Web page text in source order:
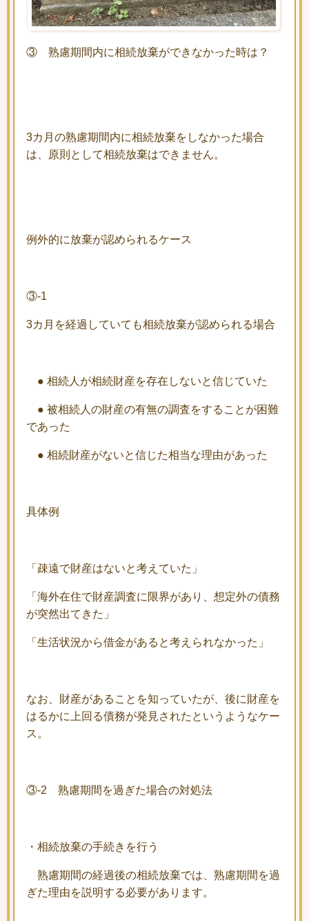
③ 熟慮期間内に相続放棄ができなかった時は？
3カ月の熟慮期間内に相続放棄をしなかった場合
は、原則として相続放棄はできません。
例外的に放棄が認められるケース
③-1
3カ月を経過していても相続放棄が認められる場合
● 相続人が相続財産を存在しないと信じていた
● 被相続人の財産の有無の調査をすることが困難
であった
● 相続財産がないと信じた相当な理由があった
具体例
「疎遠で財産はないと考えていた」
「海外在住で財産調査に限界があり、想定外の債務
が突然出てきた」
「生活状況から借金があると考えられなかった」
なお、財産があることを知っていたが、後に財産を
はるかに上回る債務が発見されたというようなケー
ス。
③-2 熟慮期間を過ぎた場合の対処法
・相続放棄の手続きを行う
熟慮期間の経過後の相続放棄では、熟慮期間を過
ぎた理由を説明する必要があります。